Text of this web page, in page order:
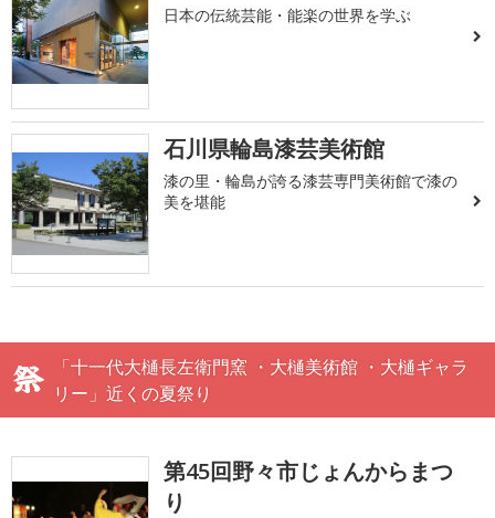
日本の伝統芸能・能楽の世界を学ぶ
石川県輪島漆芸美術館
漆の里・輪島が誇る漆芸専門美術館で漆の
美を堪能
「十一代大樋長左衛門窯 ・大樋美術館 ・大樋ギャラ
リー」近くの夏祭り
第45回野々市じょんからまつ
り